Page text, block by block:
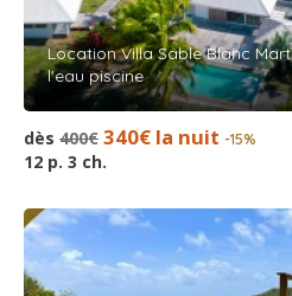
Location Villa Sable Blanc
l'eau piscine
dès 400€ 340€ la nuit -15%
12 p. 3 ch.